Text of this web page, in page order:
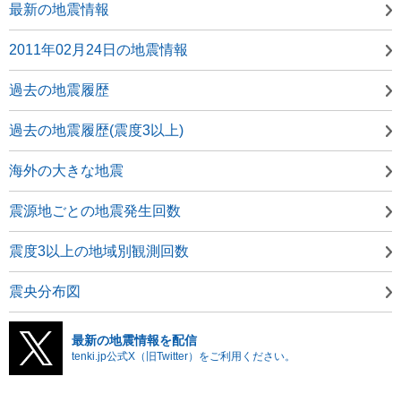
最新の地震情報
2011年02月24日の地震情報
過去の地震履歴
過去の地震履歴(震度3以上)
海外の大きな地震
震源地ごとの地震発生回数
震度3以上の地域別観測回数
震央分布図
最新の地震情報を配信
tenki.jp公式X（旧Twitter）をご利用ください。